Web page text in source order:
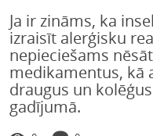
Ja ir zināms, ka
izraisīt alerģisku
nepieciešams
medikamentus, kā
draugus un
gadījumā.